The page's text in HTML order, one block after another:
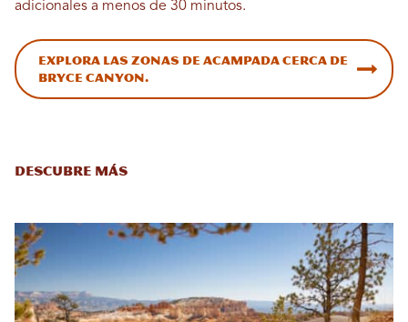
adicionales a menos de 30 minutos.
Explora las zonas de acampada cerca de
Bryce Canyon.
Descubre más